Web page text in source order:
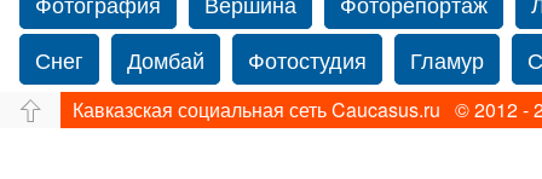
Снег
Домбай Фотостудия Гламур
Путешествие
Перевал Свадьба фото
Кавказская социальная сеть Caucasus.ru © 2012 -